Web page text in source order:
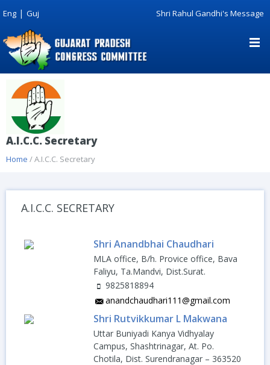
Eng | Guj Shri Rahul Gandhi's Message
A.I.C.C. Secretary
Home / A.I.C.C. Secretary
A.I.C.C. SECRETARY
Shri Anandbhai Chaudhari
MLA office, B/h. Provice office, Bava
Faliyu, Ta.Mandvi, Dist.Surat.
9825818894
anandchaudhari111@gmail.com
Shri Rutvikkumar L Makwana
Uttar Buniyadi Kanya Vidhyalay
Campus, Shashtrinagar, At. Po.
Chotila, Dist. Surendranagar – 363520